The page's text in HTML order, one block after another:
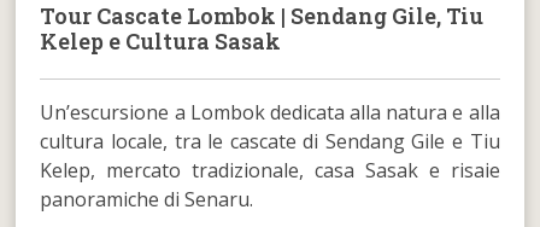
Tour Cascate Lombok | Sendang Gile, Tiu
Kelep e Cultura Sasak
Un’escursione a Lombok dedicata alla natura e alla
cultura locale, tra le cascate di Sendang Gile e Tiu
Kelep, mercato tradizionale, casa Sasak e risaie
panoramiche di Senaru.